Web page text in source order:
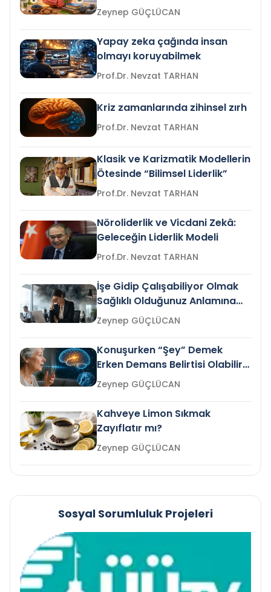
Zeynep GÜÇLÜCAN
Yapay zeka çağında insan
olmayı koruyabilmek
Prof.Dr. Nevzat TARHAN
Kriz zamanlarında zihinsel zırh
Prof.Dr. Nevzat TARHAN
Klasik ve Karizmatik Modellerin
Ötesinde “Bilimsel Liderlik”
Prof.Dr. Nevzat TARHAN
Nöroliderlik ve Vicdani Zekâ:
Geleceğin Liderlik Modeli
Prof.Dr. Nevzat TARHAN
İşe Gidip Çalışabiliyor Olmak
Sağlıklı Olduğunuz Anlamına
Gelir mi?Zeynep GÜÇLÜCAN
Konuşurken “Şey” Demek
Erken Demans Belirtisi Olabilir
mi?
Zeynep GÜÇLÜCAN
Kahveye Limon Sıkmak
Zayıflatır mı?
Zeynep GÜÇLÜCAN
Sosyal Sorumluluk Projeleri